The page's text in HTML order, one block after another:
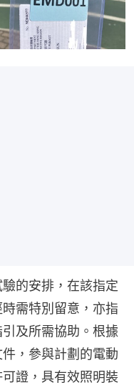
的安排，在該指定
需特別留意，亦指
及所需協助。根據
，參與計劃的電動
證，具有效照明裝